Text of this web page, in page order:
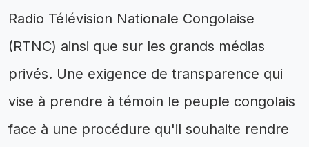
Radio Télévision Nationale Congolaise
(RTNC) ainsi que sur les grands médias
privés. Une exigence de transparence qui
vise à prendre à témoin le peuple congolais
face à une procédure qu'il souhaite rendre